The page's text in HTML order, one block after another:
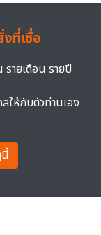
ที่เชื่อ
รายเดือน รายปี
ให้กับตัวท่านเอง